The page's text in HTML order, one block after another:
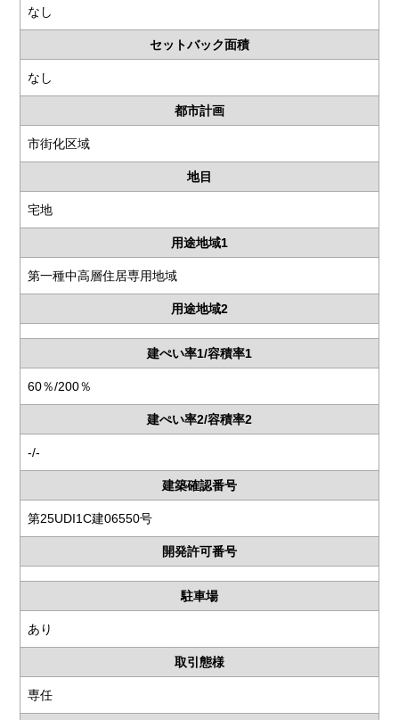
なし
セットバック面積
なし
都市計画
市街化区域
地目
宅地
用途地域1
第一種中高層住居専用地域
用途地域2
建ぺい率1/容積率1
60％/200％
建ぺい率2/容積率2
-/-
建築確認番号
第25UDI1C建06550号
開発許可番号
駐車場
あり
取引態様
専任